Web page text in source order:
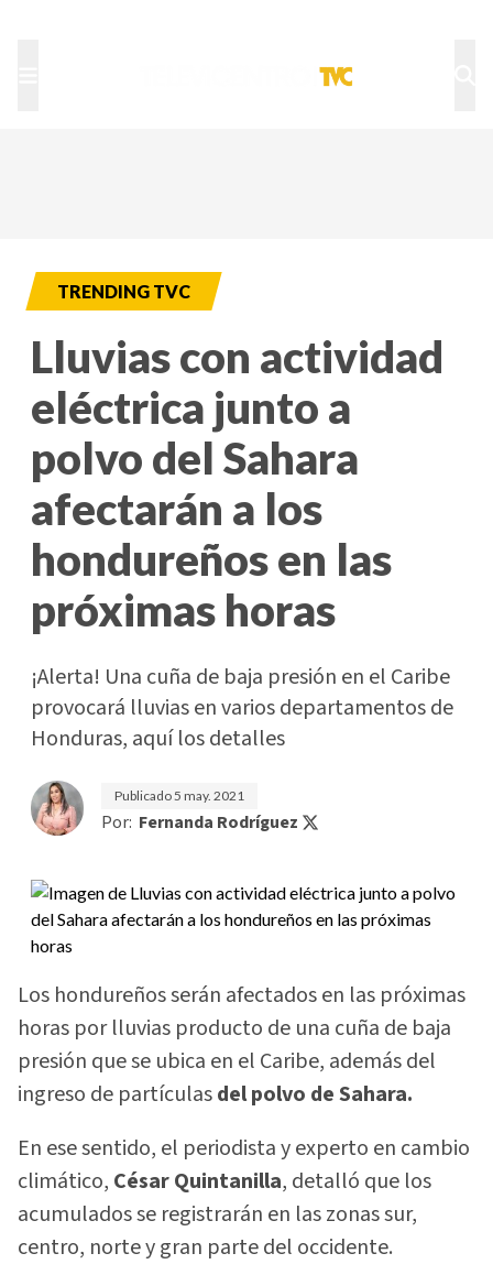
TRENDING TVC
Lluvias con actividad
eléctrica junto a
polvo del Sahara
afectarán a los
hondureños en las
próximas horas
¡Alerta! Una cuña de baja presión en el Caribe
provocará lluvias en varios departamentos de
Honduras, aquí los detalles
Publicado5 may. 2021
Por: Fernanda Rodríguez
Los hondureños serán afectados en las próximas
horas por lluvias producto de una cuña de baja
presión que se ubica en el Caribe, además del
ingreso de partículasdel polvo de Sahara.
En ese sentido, el periodista y experto en cambio
climático, César Quintanilla, detalló que los
acumulados se registrarán en las zonas sur,
centro, norte y gran parte del occidente.